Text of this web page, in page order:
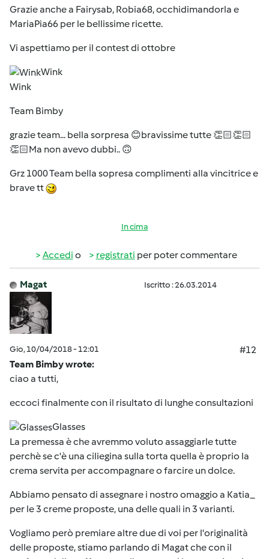
Grazie anche a Fairysab, Robia68, occhidimandorla e
MariaPia66 per le bellissime ricette.
Vi aspettiamo per il contest di ottobre
Wink
Wink
Team Bimby
grazie team... bella sorpresa 😊bravissime tutte 👏🏻👏🏻
👏🏻Ma non avevo dubbi.. 🙃
Grz 1000 Team bella sopresa complimenti alla vincitrice e
brave tt
In cima
Accedi o registrati per poter commentare
Magat Iscritto : 26.03.2014
Gio, 10/04/2018 - 12:01
#12
Team Bimby wrote:
ciao a tutti,
eccoci finalmente con il risultato di lunghe consultazioni
Glasses
La premessa è che avremmo voluto assaggiarle tutte
perchè se c'è una ciliegina sulla torta quella è proprio la
crema servita per accompagnare o farcire un dolce.
Abbiamo pensato di assegnare i nostro omaggio a Katia_
per le 3 creme proposte, una delle quali in 3 varianti.
Vogliamo però premiarealtre due di voi per l'originalità
delle proposte, stiamo parlando di Magatche con il